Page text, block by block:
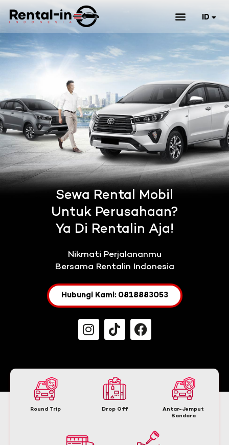
ID
EN
Sewa Rental Mobil
Untuk Perusahaan?
Ya Di Rentalin Aja!
Nikmati Perjalananmu
Bersama Rentalin Indonesia
Hubungi Kami: 0818883053
Round Trip Drop Off
Antar-Jemput
Bandara